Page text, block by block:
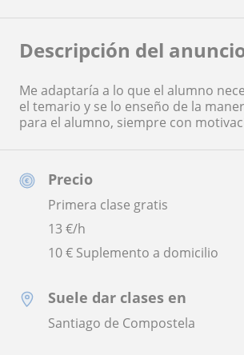
Precio
Primera clase gratis
13 €/h
10 € Suplemento a domicilio
Suele dar clases en
Santiago de Compostela
Descripción del
Me adaptaría a lo que el alumno
el temario y se lo enseño de la
para el alumno, siempre con